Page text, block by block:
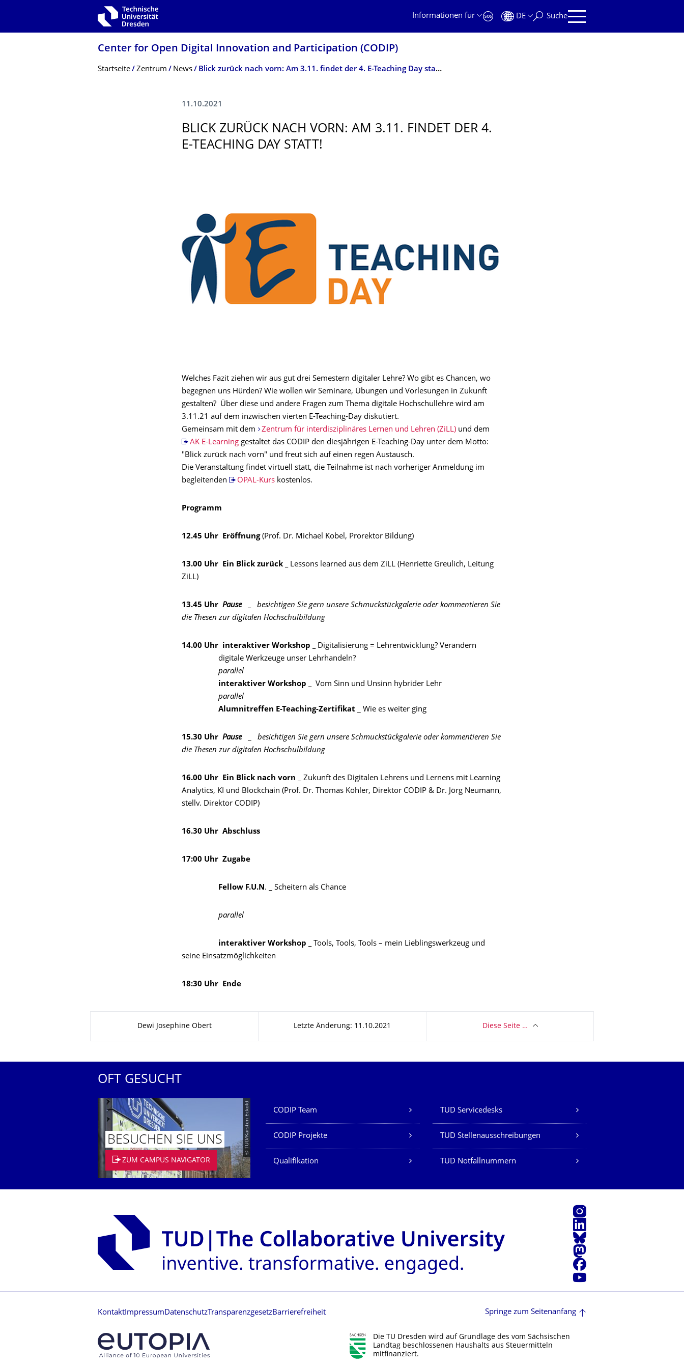
Zur Hauptnavigation springen
Informationen für
DE Suche
Center for Open Digital Innovation and Participation (CODIP)
Breadcrumb-Menü
Startseite Zentrum News Blick zurück nach vorn: Am 3.11. findet der 4. E-Teaching Day statt!
11.10.2021
BLICK ZURÜCK NACH VORN: AM 3.11. FINDET DER 4.
E-TEACHING DAY STATT!
Welches Fazit ziehen wir aus gut drei Semestern digitaler Lehre? Wo gibt es Chancen, wo
begegnen uns Hürden? Wie wollen wir Seminare, Übungen und Vorlesungen in Zukunft
gestalten? Über diese und andere Fragen zum Thema digitale Hochschullehre wird am
3.11.21 auf dem inzwischen vierten E-Teaching-Day diskutiert.
Gemeinsam mit dem
Zentrum für interdisziplinäres Lernen und Lehren (ZiLL)und dem
AK E-Learninggestaltet das CODIP den diesjährigen E-Teaching-Day unter dem Motto:
"Blick zurück nach vorn" und freut sich auf einen regen Austausch.
Die Veranstaltung findet virtuell statt, die Teilnahme ist nach vorheriger Anmeldung im
begleitenden
OPAL-Kurs kostenlos.
Programm
12.45 Uhr Eröffnung (Prof. Dr. Michael Kobel, Prorektor Bildung)
13.00 Uhr Ein Blick zurück _
Lessons learned aus dem ZiLL (Henriette Greulich, Leitung
ZiLL)
13.45 Uhr Pause
besichtigen Sie gern unsere Schmuckstückgalerie oder kommentieren Sie
die Thesen zur digitalen Hochschulbildung
14.00 Uhr interaktiver Workshop _
Digitalisierung = Lehrentwicklung? Verändern
digitale Werkzeuge unser Lehrhandeln?
parallel
interaktiver Workshop _ Vom Sinn und Unsinn hybrider Lehr
parallel
Alumnitreffen E-Teaching-Zertifikat _ Wie es weiter ging
15.30 Uhr Pause_ besichtigen Sie gern unsere Schmuckstückgalerie oder kommentieren Sie
die Thesen zur digitalen Hochschulbildung
16.00 Uhr Ein Blick nach vorn
_ Zukunft des Digitalen Lehrens und Lernens mit Learning
Analytics, KI und Blockchain (Prof. Dr. Thomas Köhler, Direktor CODIP & Dr. Jörg Neumann,
stellv. Direktor CODIP)
16.30 Uhr Abschluss
17:00 Uhr Zugabe
Fellow F.U.N. _ Scheitern als Chance
parallel
interaktiver Workshop _
Tools, Tools, Tools – mein Lieblingswerkzeug und
seine Einsatzmöglichkeiten
18:30 Uhr Ende
Dewi Josephine Obert Letzte Änderung: 11.10.2021 Diese Seite …
OFT GESUCHT
© TUD/Karsten Eckold
BESUCHEN SIE UNS
ZUM CAMPUS NAVIGATOR
Unsere Dienste
CODIP Team TUD Servicedesks
CODIP Projekte TUD Stellenausschreibungen
Qualifikation TUD Notfallnummern
Instagram
LinkedIn
Bluesky
Mastodon
Facebook
Youtube
Kontakt Impressum DatenschutzTransparenzgesetzBarrierefreiheit Springe zum Seitenanfang
Die TU Dresden wird auf Grundlage des vom Sächsischen
Landtag beschlossenen Haushalts aus Steuermitteln
mitfinanziert.